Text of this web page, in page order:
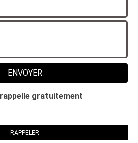
gratuitement